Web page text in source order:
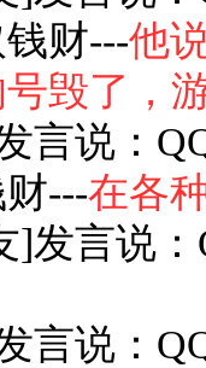
财---他
毁了，
言说：
---在各
]发言说
言说：